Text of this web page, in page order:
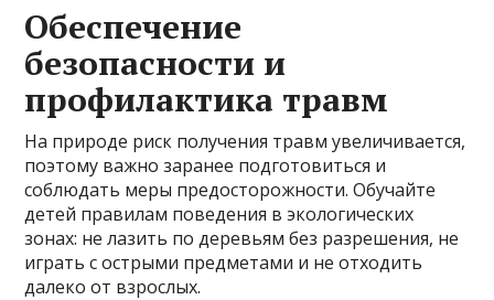
Обеспечение
безопасности и
профилактика травм
На природе риск получения травм увеличивается,
поэтому важно заранее подготовиться и
соблюдать меры предосторожности. Обучайте
детей правилам поведения в экологических
зонах: не лазить по деревьям без разрешения, не
играть с острыми предметами и не отходить
далеко от взрослых.